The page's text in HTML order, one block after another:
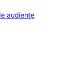
audiențe